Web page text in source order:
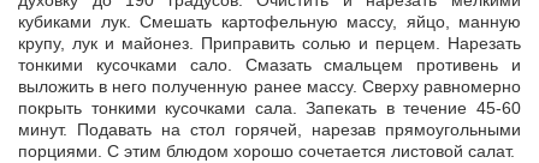
кубиками лук. Смешать картофельную массу, яйцо, манную
крупу, лук и майонез. Приправить солью и перцем. Нарезать
тонкими кусочками сало. Смазать смальцем противень и
выложить в него полученную ранее массу. Сверху равномерно
покрыть тонкими кусочками сала. Запекать в течение 45-60
минут. Подавать на стол горячей, нарезав прямоугольными
порциями. С этим блюдом хорошо сочетается листовой салат.